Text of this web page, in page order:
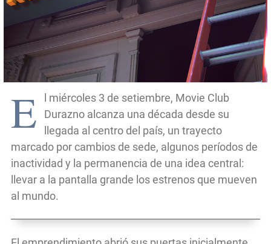
E
l miércoles 3 de setiembre, Movie Club
Durazno alcanza una década desde su
llegada al centro del país, un trayecto
marcado por cambios de sede, algunos períodos de
inactividad y la permanencia de una idea central:
llevar a la pantalla grande los estrenos que mueven
al mundo.